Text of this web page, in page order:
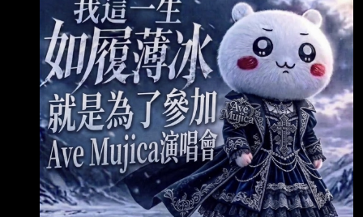
大合唱開始就像台股一直在最高點下不來 現在結
束後我就像是炒翻天喝了蘑菇湯的評審 還想要更
多，太棒了，我給一萬分都不夠打
https://i.imgur.com/4LD1V59.jpeg
https://i.imgur.com/AotP9Po.jpeg 早上還在大暴
雨，一直撐到下午三點半我才從台北騎車出發 但
真的天祐母雞卡，四點多